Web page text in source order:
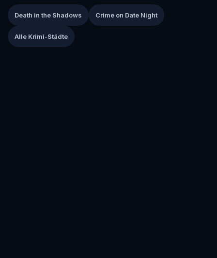
Death in the Shadows Crime on Date Night
Alle Krimi-Städte